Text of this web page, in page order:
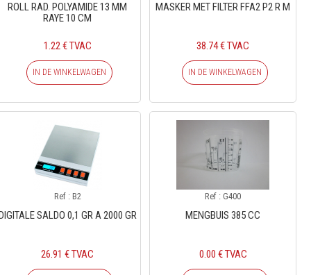
ROLL RAD. POLYAMIDE 13 MM
RAYE 10 CM
1.22 € TVAC
IN DE WINKELWAGEN
MASKER MET FILTER FFA2 P2 R M
38.74 € TVAC
IN DE WINKELWAGEN
Ref : B2
SALDO 0,1 GR A 2000 GR
26.91 € TVAC
Ref : G400
MENGBUIS 385 CC
0.00 € TVAC